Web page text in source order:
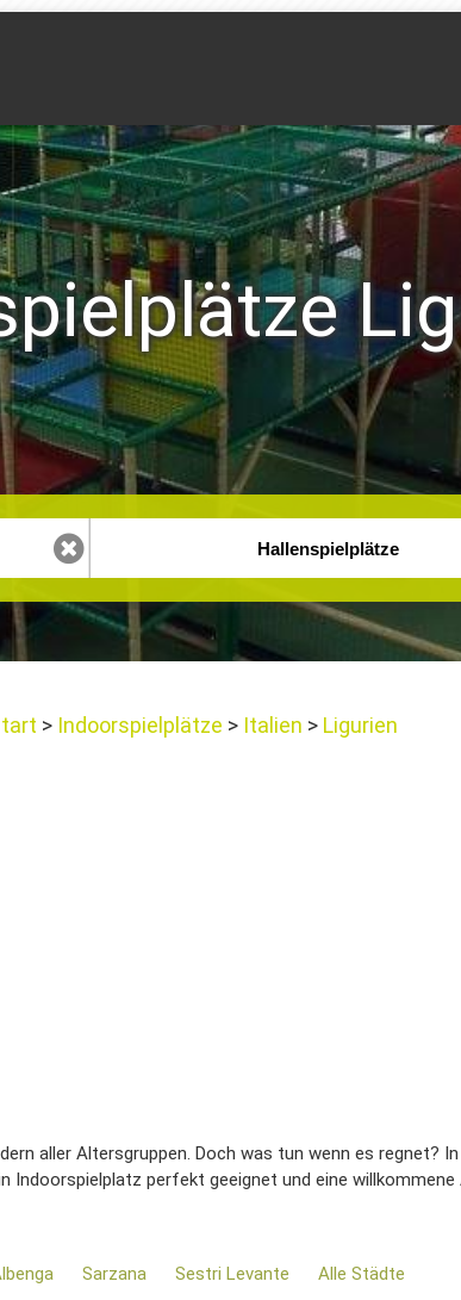
Indoorspielplätze Italien Ligurien
aller Altersgruppen. Doch was tun wenn es regnet?
perfekt geeignet und eine willkommene
Sarzana Sestri Levante Alle Städte